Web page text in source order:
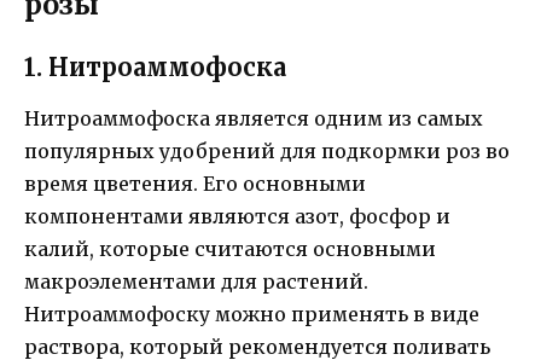
1. Нитроаммофоска
Нитроаммофоска является одним из самых
популярных удобрений для подкормки роз во
время цветения. Его основными
компонентами являются азот, фосфор и
калий, которые считаются основными
макроэлементами для растений.
Нитроаммофоску можно применять в виде
раствора, который рекомендуется поливать